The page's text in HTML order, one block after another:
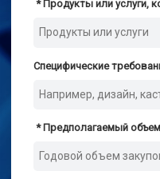
Продукты или услуги,
Специфические
Предполагаемый